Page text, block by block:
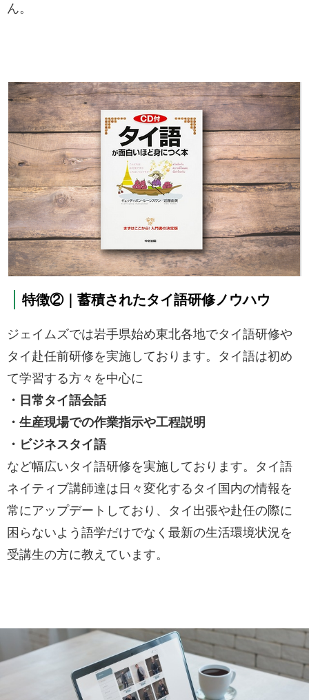
ん。
特徴②｜蓄積されたタイ語研修ノウハウ
ジェイムズでは岩手県始め東北各地でタイ語研修や
タイ赴任前研修を実施しております。タイ語は初め
て学習する方々を中心に
・日常タイ語会話
・生産現場での作業指示や工程説明
・ビジネスタイ語
など幅広いタイ語研修を実施しております。タイ語
ネイティブ講師達は日々変化するタイ国内の情報を
常にアップデートしており、タイ出張や赴任の際に
困らないよう語学だけでなく最新の生活環境状況を
受講生の方に教えています。